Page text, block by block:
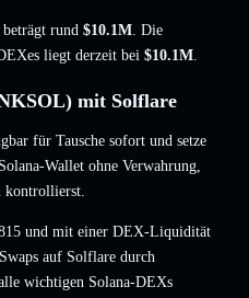
rund $10.1M. Die
liegt derzeit bei $10.1M.
mit Solflare
für Tausche sofort und setze
Wallet ohne Verwahrung,
kontrollierst.
und mit einer DEX-Liquidität
auf Solflare durch
wichtigen Solana-DEXs